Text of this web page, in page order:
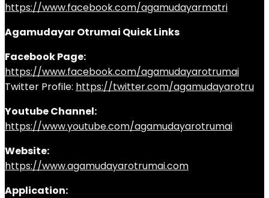
https://www.facebook.com/agamudayarmatri
Agamudayar Otrumai Quick Links
Facebook Page:
https://www.facebook.com/agamudayarotrumai
Twitter Profile: https://twitter.com/agamudayarotru
Youtube Channel:
https://www.youtube.com/agamudayarotrumai
Website:
https://www.agamudayarotrumai.com
Application: